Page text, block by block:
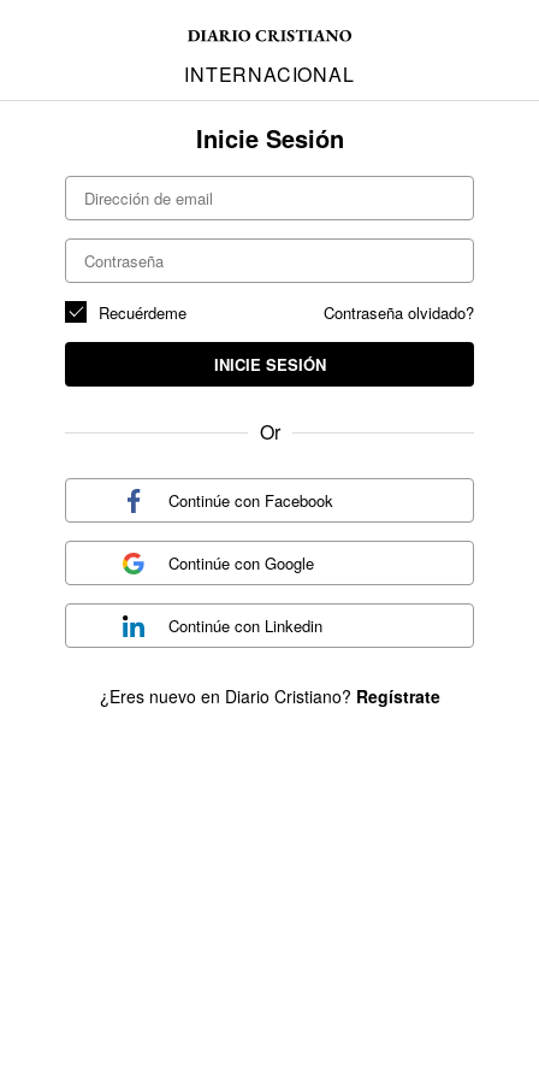
INTERNACIONAL
Inicie Sesión
Contraseña olvidado?
Recuérdeme
INICIE SESIÓN
Or
Continúe con Facebook
Continúe conGoogle
Continúe con Linkedin
¿Eres nuevo en Diario Cristiano? Regístrate